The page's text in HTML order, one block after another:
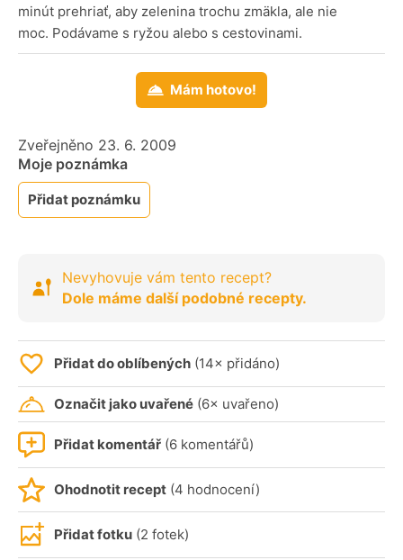
minút prehriať, aby zelenina trochu zmäkla, ale nie
moc. Podávame s ryžou alebo s cestovinami.
Mám hotovo!
Zveřejněno 23. 6. 2009
Moje poznámka
Přidat poznámku
Nevyhovuje vám tento recept?
Dole máme další podobné recepty.
Přidat do oblíbených (14× přidáno)
Označit jako uvařené (6× uvařeno)
Přidat komentář (6 komentářů)
Ohodnotit recept (4 hodnocení)
Přidat fotku (2 fotek)